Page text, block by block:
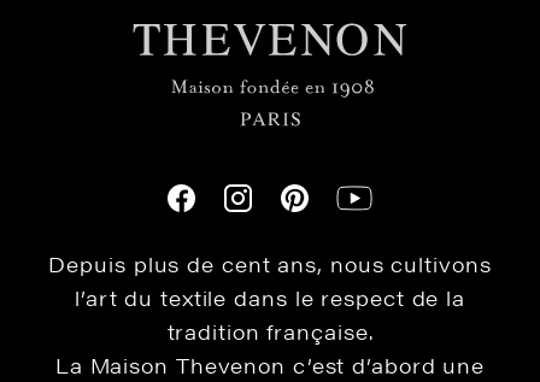
Depuis plus de cent ans, nous cultivons
l’art du textile dans le respect de la
tradition française.
La Maison Thevenon c’est d’abord une